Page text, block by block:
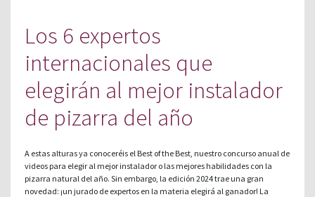
Los 6 expertos
internacionales que
elegirán al mejor instalador
de pizarra del año
A estas alturas ya conoceréis el Best of the Best, nuestro concurso anual de
videos para elegir al mejor instalador o las mejores habilidades con la
pizarra natural del año. Sin embargo, la edición 2024 trae una gran
novedad: ¡un jurado de expertos en la materia elegirá al ganador! La